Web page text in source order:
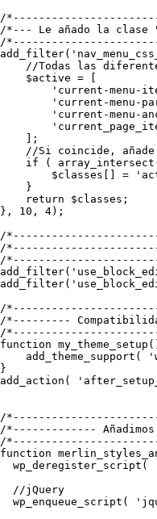
/
/*--- Le añado la clase
/
//Todas las
    $active = [
'current-menu-
'current-menu-
'current-menu-
    ];
//Si coincide,
if (
$classes[] =
    }
    return $classes;
}, 10, 4);
/
/
/
/
/*---------
/
function
add_theme_support(
}
add_action(
/
/*-------------
/
function
wp_deregister_script(
  //jQuery
wp_enqueue_script(